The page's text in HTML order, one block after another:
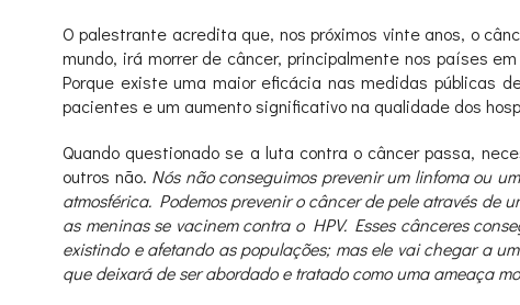
O palestrante acredita que, nos próximos vinte anos, o
mundo, irá morrer de câncer, principalmente nos países
Porque existe uma maior eficácia nas medidas públicas
pacientes e um aumento significativo na qualidade dos
Quando questionado se a luta contra o câncer passa,
outros não. Nós não conseguimos prevenir um linfoma ou
atmosférica. Podemos prevenir o câncer de pele através de
as meninas se vacinem contra o HPV. Esses cânceres
existindo e afetando as populações; mas ele vai chegar a
que deixará de ser abordado e tratado como uma ameaça